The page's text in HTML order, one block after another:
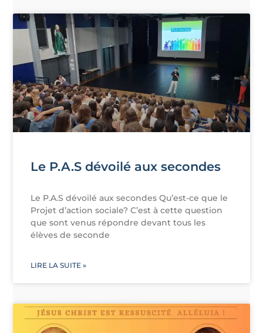
Le P.A.S dévoilé aux secondes
Le P.A.S dévoilé aux secondes Qu’est-ce que le
Projet d’action sociale? C’est à cette question
que sont venus répondre devant tous les
élèves de seconde
LIRE LA SUITE »